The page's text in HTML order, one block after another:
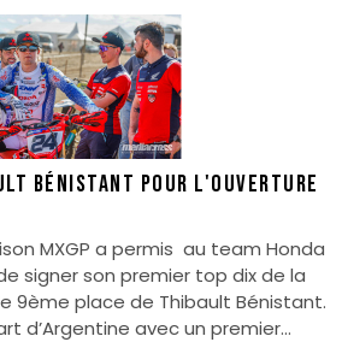
Bénistant pour l'ouverture
MXGP a permis au team Honda
signer son premier top dix de la
9ème place de Thibault Bénistant.
d’Argentine avec un premier...